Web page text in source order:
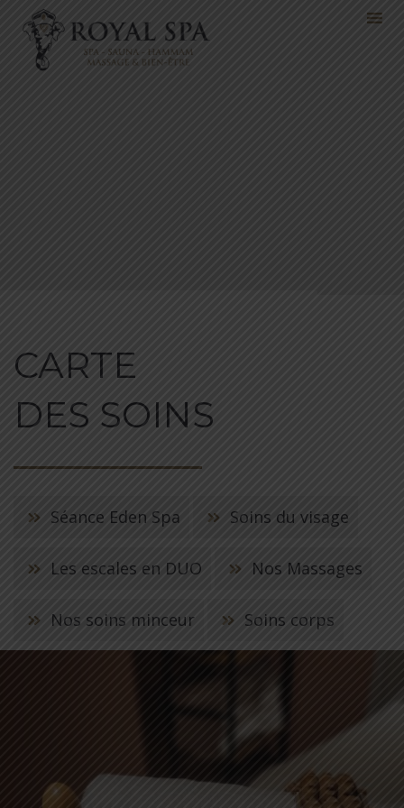
CARTE
DES SOINS
Séance Eden Spa Soins du visage
Les escales en DUO Nos Massages
Nos soins minceur Soins corps